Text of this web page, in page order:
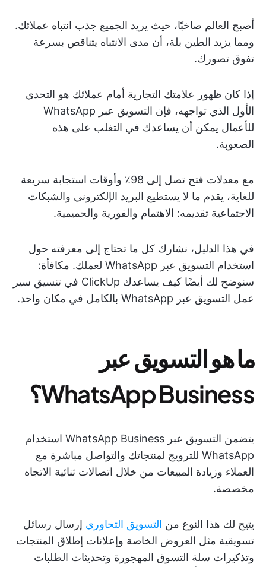
أصبح العالم صاخبًا، حيث يريد الجميع جذب انتباه عملائك.
ومما يزيد الطين بلة، أن مدى الانتباه يتناقص بسرعة
تفوق تصورك.
إذا كان ظهور علامتك التجارية أمام عملائك هو التحدي
الأول الذي تواجهه، فإن التسويق عبر WhatsApp
للأعمال يمكن أن يساعدك في التغلب على هذه
الصعوبة.
مع معدلات فتح تصل إلى 98٪ وأوقات استجابة سريعة
للغاية، يقدم ما لا يستطيع البريد الإلكتروني والشبكات
الاجتماعية تقديمه: الاهتمام والفورية والحميمية.
في هذا الدليل، نشارك كل ما تحتاج إلى معرفته حول
استخدام التسويق عبر WhatsApp لعملك. مكافأة:
سنوضح لك أيضًا كيف يساعدك ClickUp في تنسيق سير
عمل التسويق عبر WhatsApp بالكامل في مكان واحد.
ما هو التسويق عبر
WhatsApp Business؟
يتضمن التسويق عبر WhatsApp Business استخدام
WhatsApp للترويج لمنتجاتك والتواصل مباشرة مع
العملاء وزيادة المبيعات من خلال اتصالات ثنائية الاتجاه
مخصصة.
يتيح لك هذا النوع من التسويق التحاوري إرسال رسائل
تسويقية مثل العروض الخاصة وإعلانات إطلاق المنتجات
وتذكيرات سلة التسوق المهجورة وتحديثات الطلبات